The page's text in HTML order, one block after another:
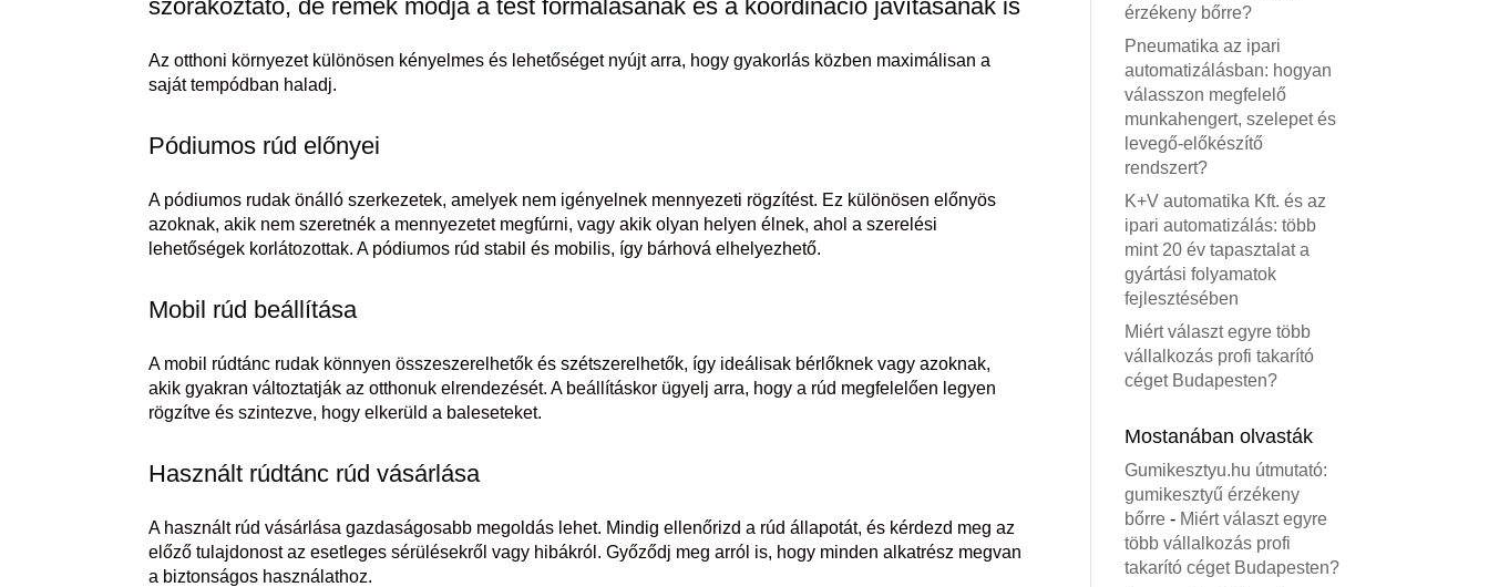
szórakoztató, de remek módja a test formálásának és a koordináció javításának is
Az otthoni környezet különösen kényelmes és lehetőséget nyújt arra, hogy gyakorlás közben maximálisan a
saját tempódban haladj.
Pódiumos rúd előnyei
A pódiumos rudak önálló szerkezetek, amelyek nem igényelnek mennyezeti rögzítést. Ez különösen előnyös
azoknak, akik nem szeretnék a mennyezetet megfúrni, vagy akik olyan helyen élnek, ahol a szerelési
lehetőségek korlátozottak. A pódiumos rúd stabil és mobilis, így bárhová elhelyezhető.
Mobil rúd beállítása
A mobil rúdtánc rudak könnyen összeszerelhetők és szétszerelhetők, így ideálisak bérlőknek vagy azoknak,
akik gyakran változtatják az otthonuk elrendezését. A beállításkor ügyelj arra, hogy a rúd megfelelően legyen
rögzítve és szintezve, hogy elkerüld a baleseteket.
Használt rúdtánc rúd vásárlása
A használt rúd vásárlása gazdaságosabb megoldás lehet. Mindig ellenőrizd a rúd állapotát, és kérdezd meg az
előző tulajdonost az esetleges sérülésekről vagy hibákról. Győződj meg arról is, hogy minden alkatrész megvan
a biztonságos használathoz.
érzékeny bőrre?
Pneumatika az ipari
automatizálásban: hogyan
válasszon megfelelő
munkahengert, szelepet és
levegő-előkészítő
rendszert?
K+V automatika Kft. és az
ipari automatizálás: több
mint 20 év tapasztalat a
gyártási folyamatok
fejlesztésében
Miért választ egyre több
vállalkozás profi takarító
céget Budapesten?
Mostanában olvasták
Gumikesztyu.hu útmutató:
gumikesztyű érzékeny
bőrre - Miért választ egyre
több vállalkozás profi
takarító céget Budapesten?